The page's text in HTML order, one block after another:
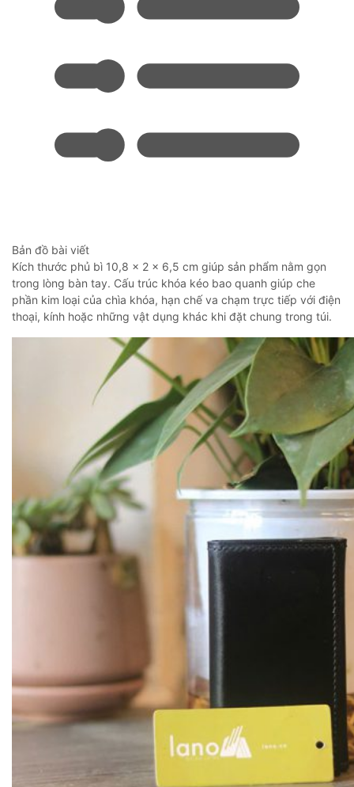
Bản đồ bài viết
Kích thước phủ bì 10,8 × 2 × 6,5 cm giúp sản phẩm nằm gọn
trong lòng bàn tay. Cấu trúc khóa kéo bao quanh giúp che
phần kim loại của chìa khóa, hạn chế va chạm trực tiếp với điện
thoại, kính hoặc những vật dụng khác khi đặt chung trong túi.